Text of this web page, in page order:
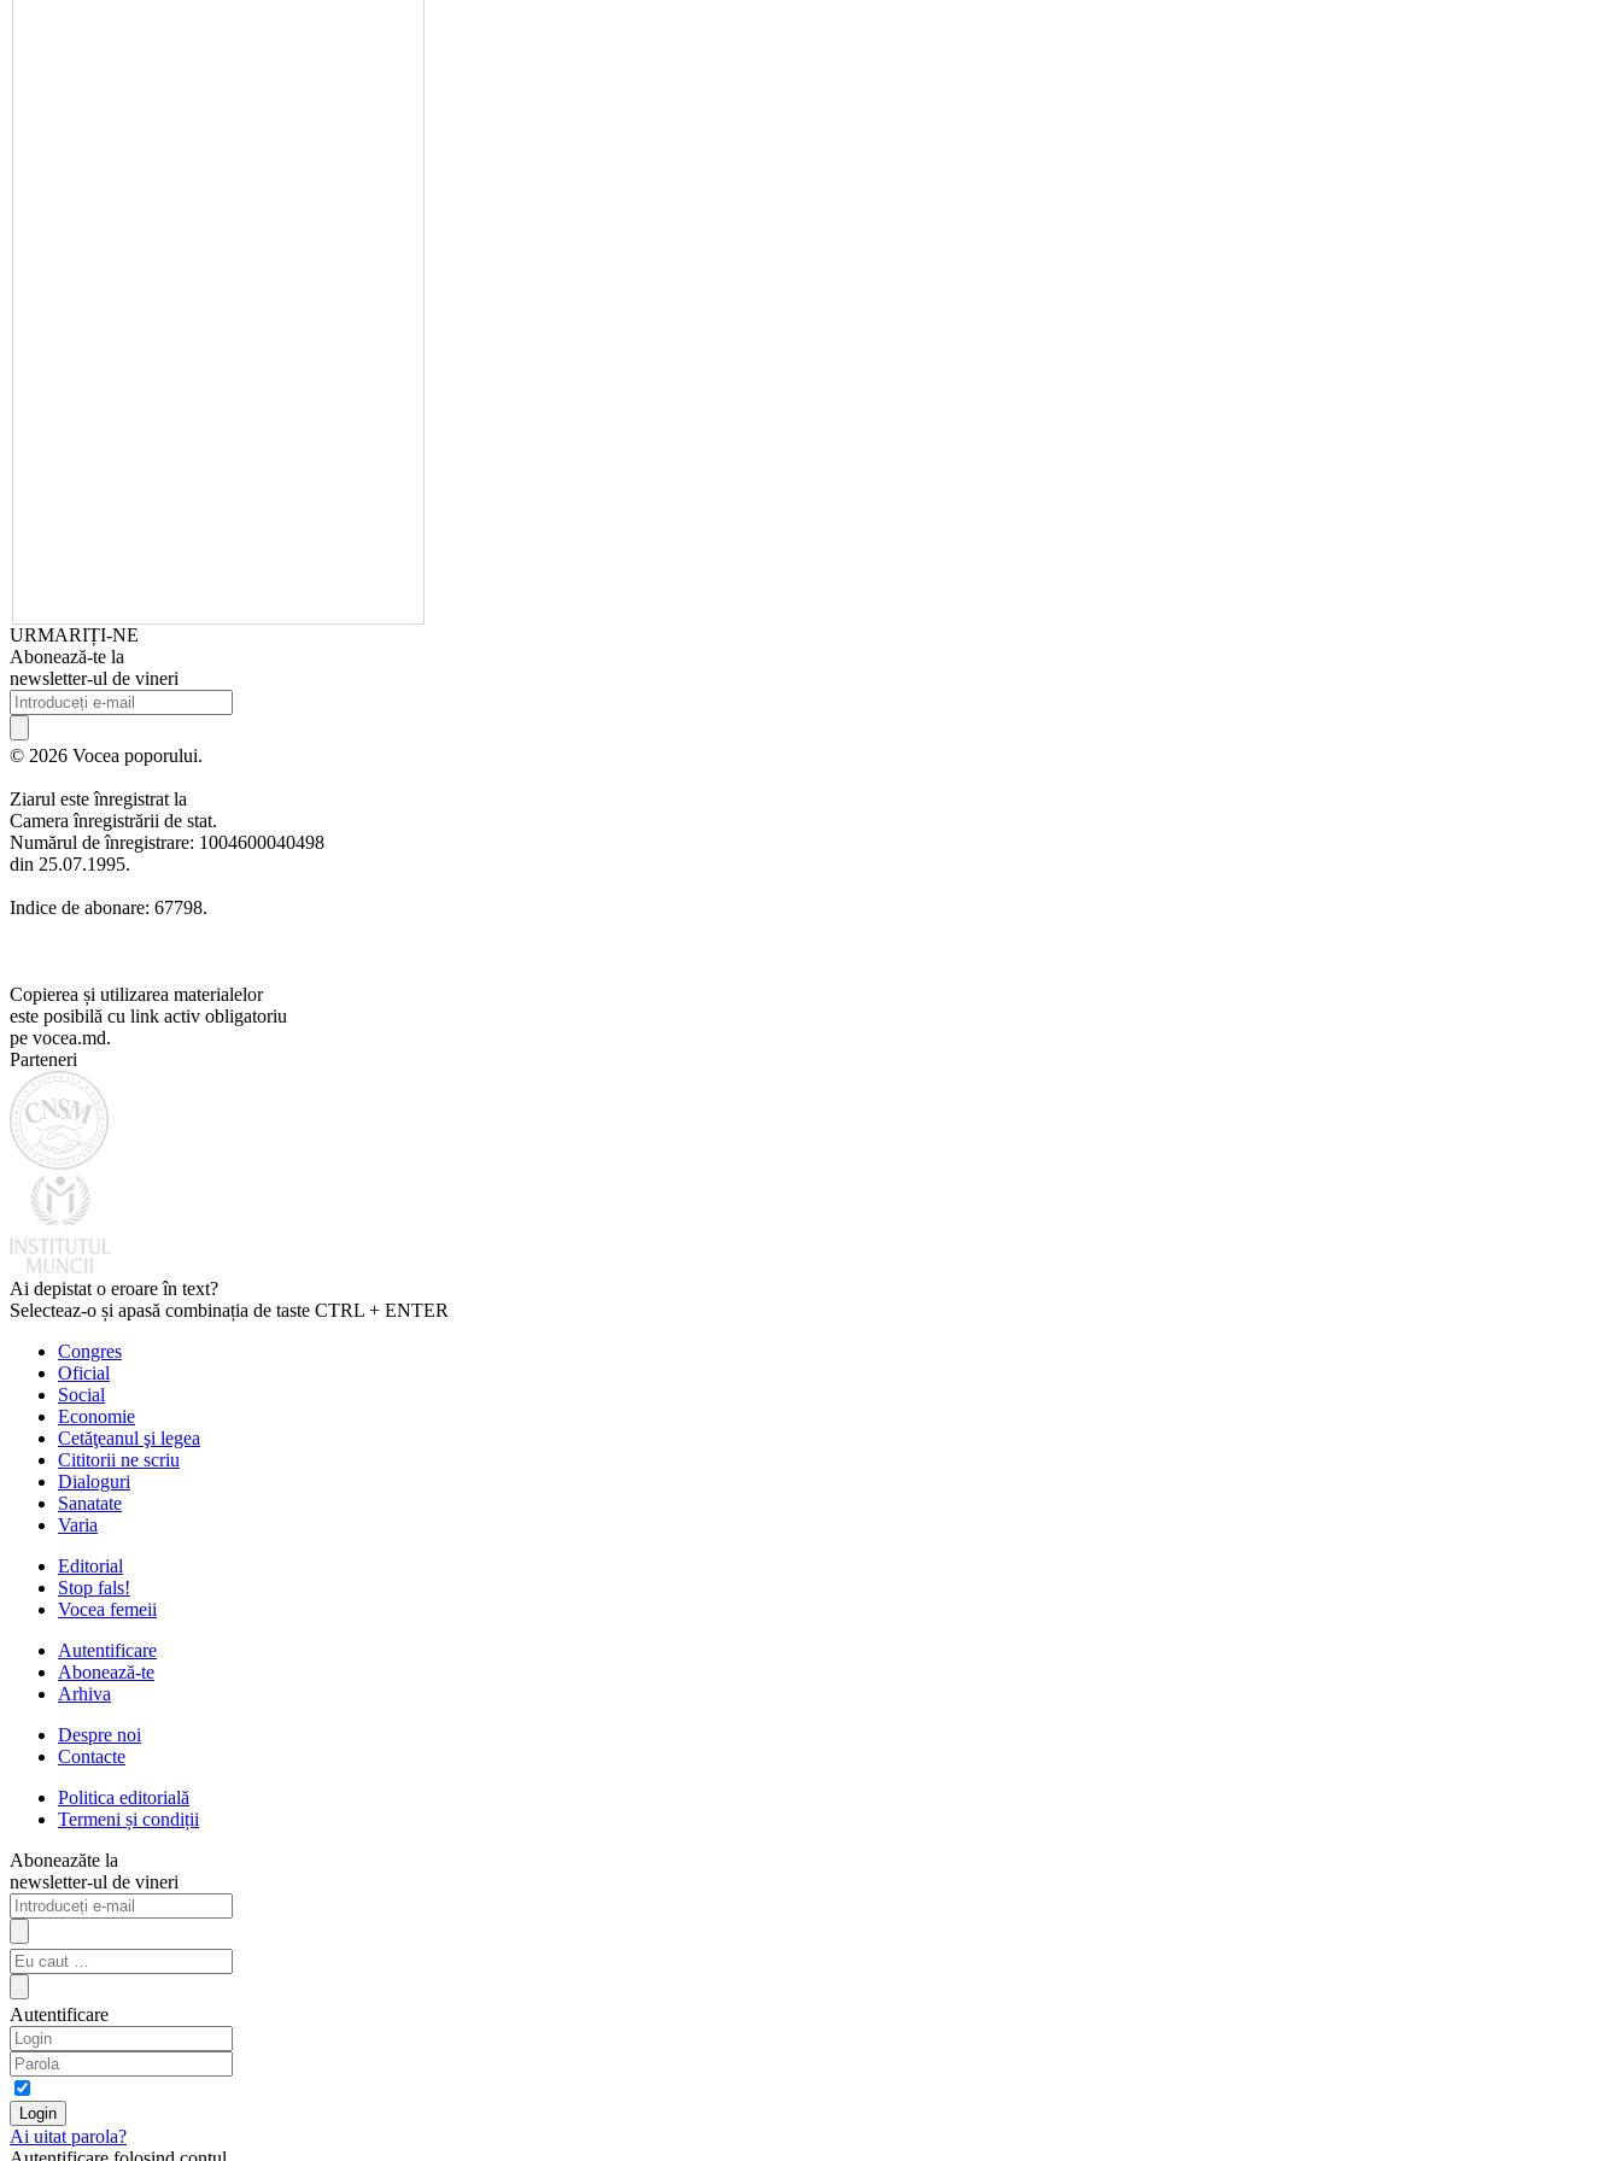
URMARIȚI-NE
Abonează-te la
newsletter-ul de vineri
© 2026 Vocea poporului.
Ziarul este înregistrat la
Camera înregistrării de stat.
Numărul de înregistrare: 1004600040498
din 25.07.1995.
Indice de abonare: 67798.
Copierea și utilizarea materialelor
este posibilă cu link activ obligatoriu
pe vocea.md.
Parteneri
Ai depistat o eroare în text?
Selecteaz-o și apasă combinația de taste CTRL + ENTER
Congres
Oficial
Social
Economie
Cetăţeanul şi legea
Cititorii ne scriu
Dialoguri
Sanatate
Varia
Editorial
Stop fals!
Vocea femeii
Autentificare
Abonează-te
Arhiva
Despre noi
Contacte
Politica editorială
Termeni și condiții
Aboneazăte la
newsletter-ul de vineri
Autentificare
Ai uitat parola?